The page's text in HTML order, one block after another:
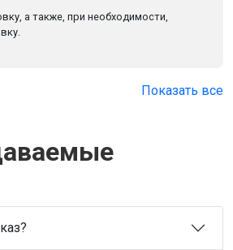
а также, при необходимости,
Показать все